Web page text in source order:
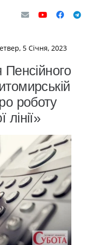
5 Січня, 2023
Пенсійного
роботу